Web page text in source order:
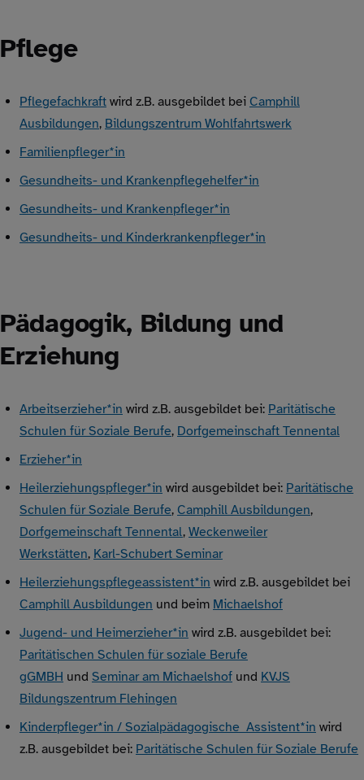
Pflege
Pflegefachkraft wird z.B. ausgebildet bei Camphill
Ausbildungen, Bildungszentrum Wohlfahrtswerk
Familienpfleger*in
Gesundheits- und Krankenpflegehelfer*in
Gesundheits- und Krankenpfleger*in
Gesundheits- und Kinderkrankenpfleger*in
Pädagogik, Bildung und
Erziehung
Arbeitserzieher*in wird z.B. ausgebildet bei: Paritätische
Schulen für Soziale Berufe, Dorfgemeinschaft Tennental
Erzieher*in
Heilerziehungspfleger*in wird ausgebildet bei: Paritätische
Schulen für Soziale Berufe, Camphill Ausbildungen,
Dorfgemeinschaft Tennental, Weckenweiler
Werkstätten, Karl-Schubert Seminar
Heilerziehungspflegeassistent*in wird z.B. ausgebildet bei
Camphill Ausbildungen und beim Michaelshof
Jugend- und Heimerzieher*in wird z.B. ausgebildet bei:
Paritätischen Schulen für soziale Berufe
gGMBH und Seminar am Michaelshof und KVJS
Bildungszentrum Flehingen
Kinderpfleger*in / Sozialpädagogische Assistent*in wird
z.B. ausgebildet bei: Paritätische Schulen für Soziale Berufe